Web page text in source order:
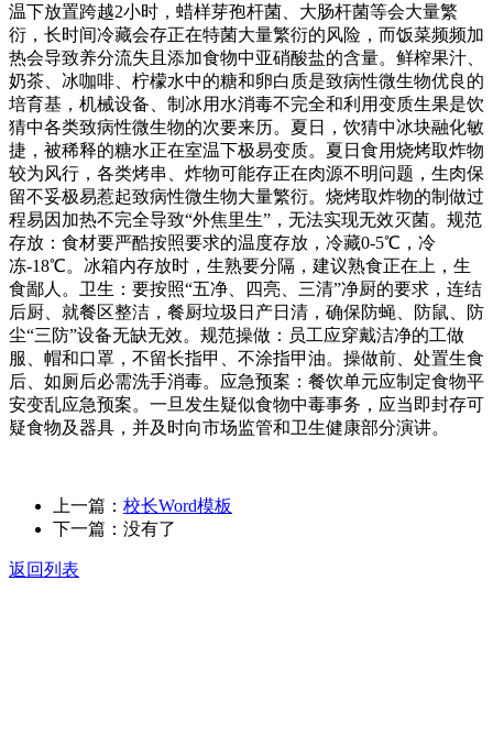
温下放置跨越2小时，蜡样芽孢杆菌、大肠杆菌等会大量繁
衍，长时间冷藏会存正在特菌大量繁衍的风险，而饭菜频频加
热会导致养分流失且添加食物中亚硝酸盐的含量。鲜榨果汁、
奶茶、冰咖啡、柠檬水中的糖和卵白质是致病性微生物优良的
培育基，机械设备、制冰用水消毒不完全和利用变质生果是饮
猜中各类致病性微生物的次要来历。夏日，饮猜中冰块融化敏
捷，被稀释的糖水正在室温下极易变质。夏日食用烧烤取炸物
较为风行，各类烤串、炸物可能存正在肉源不明问题，生肉保
留不妥极易惹起致病性微生物大量繁衍。烧烤取炸物的制做过
程易因加热不完全导致“外焦里生”，无法实现无效灭菌。规范
存放：食材要严酷按照要求的温度存放，冷藏0-5℃，冷
冻-18℃。冰箱内存放时，生熟要分隔，建议熟食正在上，生
食鄙人。卫生：要按照“五净、四亮、三清”净厨的要求，连结
后厨、就餐区整洁，餐厨垃圾日产日清，确保防蝇、防鼠、防
尘“三防”设备无缺无效。规范操做：员工应穿戴洁净的工做
服、帽和口罩，不留长指甲、不涂指甲油。操做前、处置生食
后、如厕后必需洗手消毒。应急预案：餐饮单元应制定食物平
安变乱应急预案。一旦发生疑似食物中毒事务，应当即封存可
疑食物及器具，并及时向市场监管和卫生健康部分演讲。
上一篇： 校长Word模板
下一篇：没有了
返回列表